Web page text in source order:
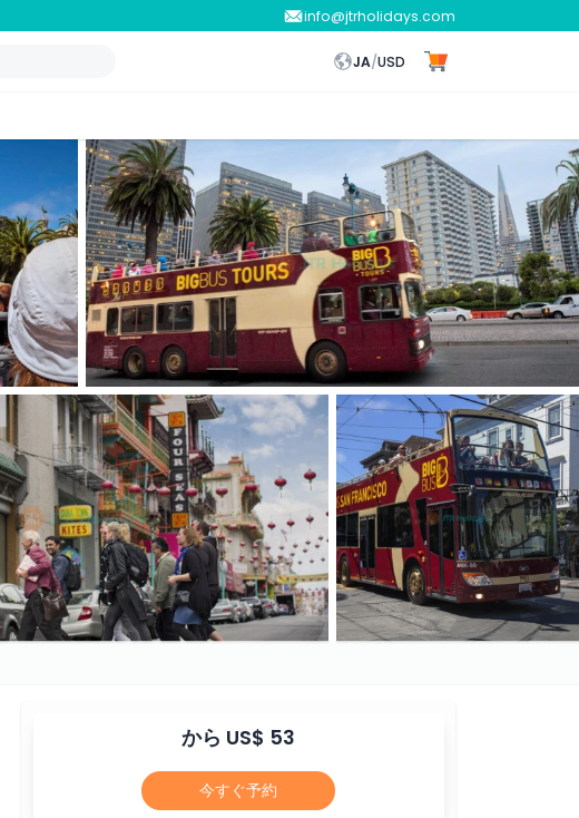
info@jtrholidays.com
JA/USD
から US$ 53
今すぐ予約